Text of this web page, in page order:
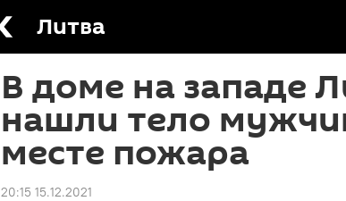
Литва
В доме на западе
нашли тело
месте пожара
20:15 15.12.2021